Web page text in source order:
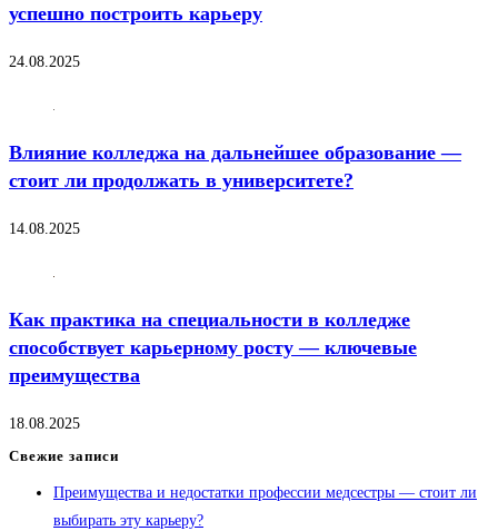
успешно построить карьеру
24.08.2025
Влияние колледжа на дальнейшее образование —
стоит ли продолжать в университете?
14.08.2025
Как практика на специальности в колледже
способствует карьерному росту — ключевые
преимущества
18.08.2025
Свежие записи
Преимущества и недостатки профессии медсестры — стоит ли
выбирать эту карьеру?